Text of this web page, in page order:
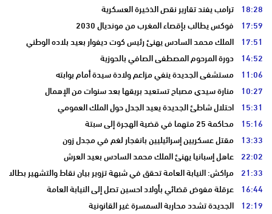
18:28 ترامب يفند تقارير نقص الذخيرة العسكرية
17:59 فوكس يطالب بإقصاء المغرب من مونديال 2030
17:51 الملك محمد السادس يهنئ رئيس كوت ديفوار بعيد بلاده الوطني
14:52 دورة المرحوم المصطفى الصافي بالحوزية
11:06 مستشفى الجديدة ينفي مزاعم ولادة سيدة أمام بوابته
10:27 منارة سيدي مصباح تستعيد بريقها بعد سنوات من الإهمال
15:31 احتلال شاطئ الجديدة يعيد الجدل حول الملك العمومي
15:16 محاكمة 25 متهما في قضية الهجرة إلى سبتة
13:33 مقتل عسكريين إسرائيليين بانفجار لغم في مجدل زون
22:02 عاهل إسبانيا يهنئ الملك محمد السادس بعيد العرش
21:33 مراكش: النيابة العامة تحقق في شبهة تزوير بيان نقاط والتشهير بطالب
16:44 عرقلة مفوض قضائي بأولاد احسين تصل إلى النيابة العامة
12:19 الجديدة تشدد محاربة السمسرة غير القانونية